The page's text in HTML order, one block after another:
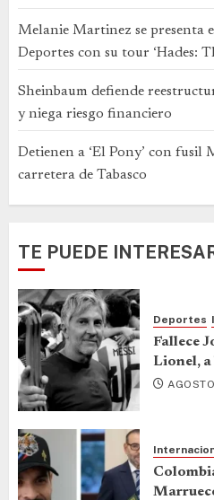
Melanie Martinez se presenta
Deportes con su tour ‘Hades:
Sheinbaum defiende
y niega riesgo financiero
Detienen a ‘El Pony’ con fusil
carretera de Tabasco
TE PUEDE
Deportes
Fallece
Lionel, a